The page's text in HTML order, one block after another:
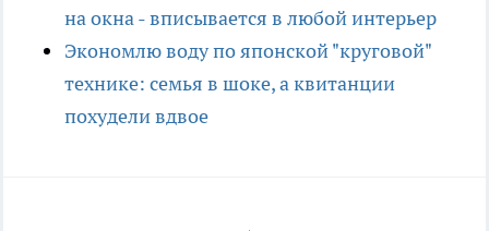
на окна - вписывается в любой интерьер
Экономлю воду по японской "круговой"
технике: семья в шоке, а квитанции
похудели вдвое